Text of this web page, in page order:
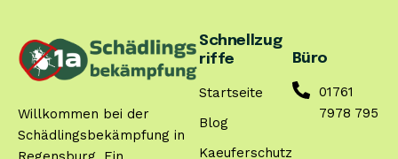
Willkommen bei der
Schädlingsbekämpfung in
Schnellzug
riffe
Startseite
Blog
Kaeuferschutz
Büro
01761
7978 795